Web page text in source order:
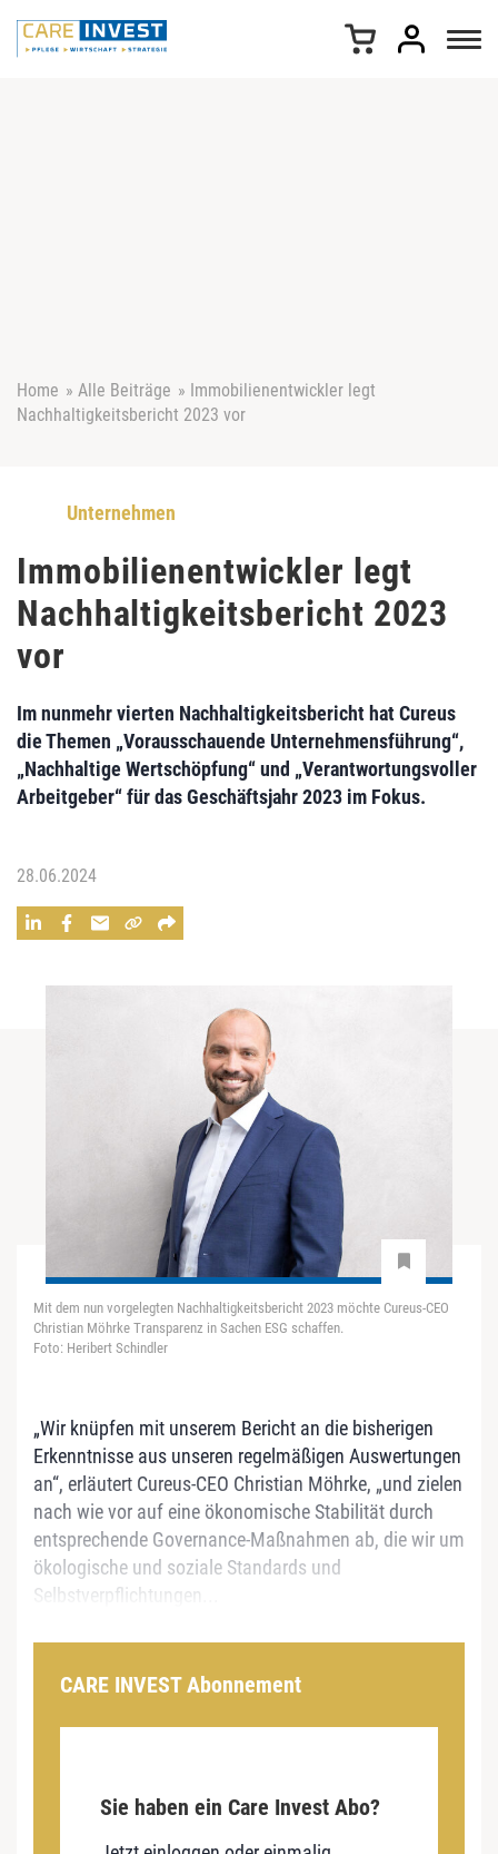
Home » Alle Beiträge » Immobilienentwickler legt
Nachhaltigkeitsbericht 2023 vor
Unternehmen
Immobilienentwickler legt
Nachhaltigkeitsbericht 2023
vor
Im nunmehr vierten Nachhaltigkeitsbericht hat Cureus
die Themen „Vorausschauende Unternehmensführung“,
„Nachhaltige Wertschöpfung“ und „Verantwortungsvoller
Arbeitgeber“ für das Geschäftsjahr 2023 im Fokus.
28.06.2024
Mit dem nun vorgelegten Nachhaltigkeitsbericht 2023 möchte Cureus-CEO
Christian Möhrke Transparenz in Sachen ESG schaffen.
Foto: Heribert Schindler
„Wir knüpfen mit unserem Bericht an die bisherigen
Erkenntnisse aus unseren regelmäßigen Auswertungen
an“, erläutert Cureus-CEO Christian Möhrke, „und zielen
nach wie vor auf eine ökonomische Stabilität durch
entsprechende Governance-Maßnahmen ab, die wir um
ökologische und soziale Standards und
Selbstverpflichtungen...
CARE INVEST Abonnement
Sie haben ein Care Invest Abo?